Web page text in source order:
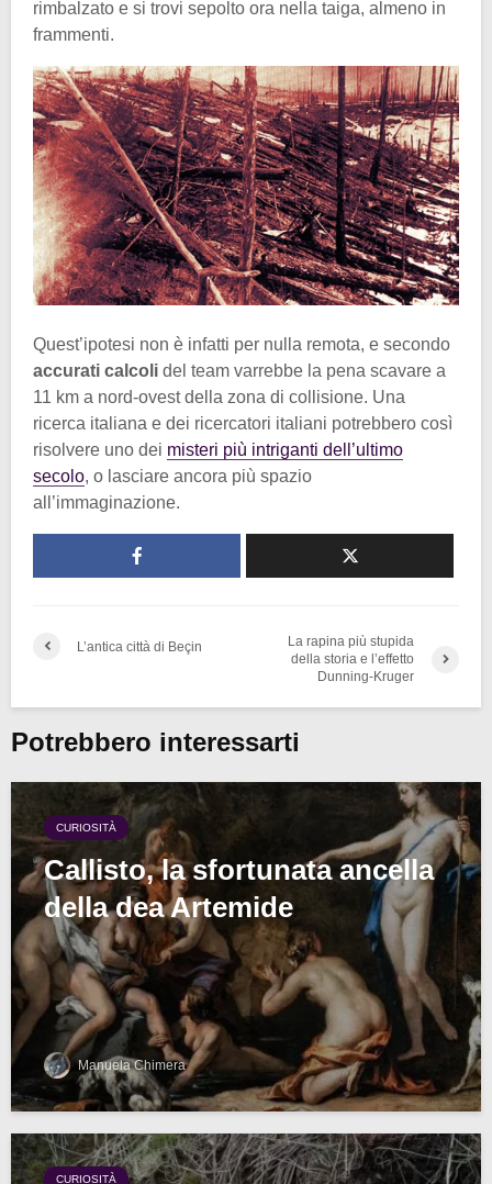
rimbalzato e si trovi sepolto ora nella taiga, almeno in
frammenti.
Quest’ipotesi non è infatti per nulla remota, e secondo
accurati calcoli del team varrebbe la pena scavare a
11 km a nord-ovest della zona di collisione. Una
ricerca italiana e dei ricercatori italiani potrebbero così
risolvere uno dei misteri più intriganti dell’ultimo
secolo, o lasciare ancora più spazio
all’immaginazione.
L’antica città di Beçin
La rapina più stupida
della storia e l’effetto
Dunning-Kruger
Potrebbero interessarti
CURIOSITÀ
Callisto, la sfortunata ancella
della dea Artemide
Manuela Chimera
CURIOSITÀ